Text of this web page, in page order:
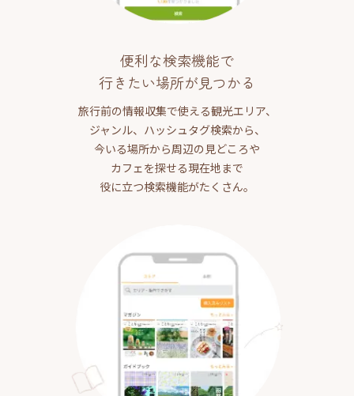
便利な検索機能で
行きたい場所が見つかる
旅行前の情報収集で使える観光エリア、
ジャンル、ハッシュタグ検索から、
今いる場所から周辺の見どころや
カフェを探せる現在地まで
役に立つ検索機能がたくさん。